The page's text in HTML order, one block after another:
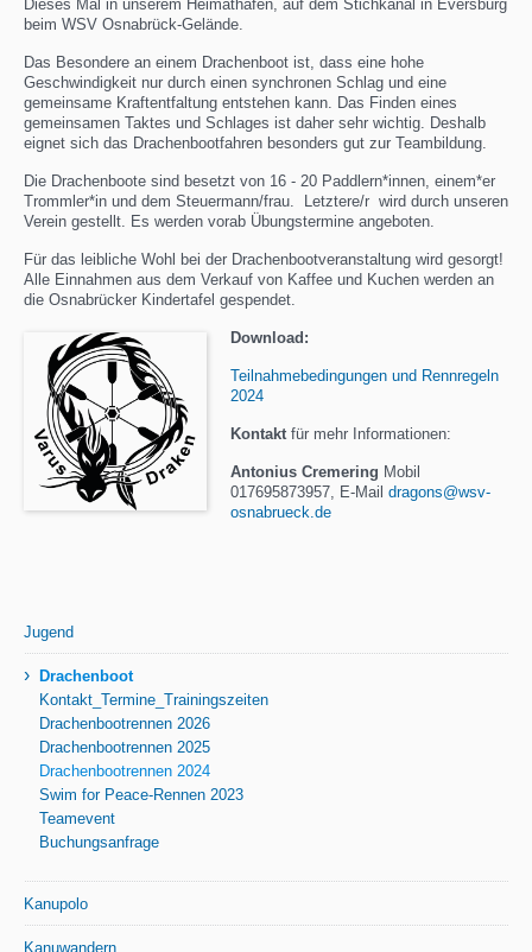
Dieses Mal in unserem Heimathafen, auf dem Stichkanal in Eversburg
beim WSV Osnabrück-Gelände.
Das Besondere an einem Drachenboot ist, dass eine hohe
Geschwindigkeit nur durch einen synchronen Schlag und eine
gemeinsame Kraftentfaltung entstehen kann. Das Finden eines
gemeinsamen Taktes und Schlages ist daher sehr wichtig. Deshalb
eignet sich das Drachenbootfahren besonders gut zur Teambildung.
Die Drachenboote sind besetzt von 16 - 20 Paddlern*innen, einem*er
Trommler*in und dem Steuermann/frau. Letztere/r wird durch unseren
Verein gestellt. Es werden vorab Übungstermine angeboten.
Für das leibliche Wohl bei der Drachenbootveranstaltung wird gesorgt!
Alle Einnahmen aus dem Verkauf von Kaffee und Kuchen werden an
die Osnabrücker Kindertafel gespendet.
Download:
Teilnahmebedingungen und Rennregeln
2024
Kontakt für mehr Informationen:
Antonius Cremering Mobil
017695873957, E-Mail dragons@wsv-
osnabrueck.de
Jugend
› Drachenboot
Kontakt_Termine_Trainingszeiten
Drachenbootrennen 2026
Drachenbootrennen 2025
Drachenbootrennen 2024
Swim for Peace-Rennen 2023
Teamevent
Buchungsanfrage
Kanupolo
Kanuwandern